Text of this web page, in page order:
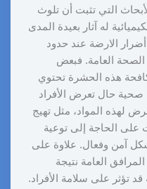
التي تثبت أن تلوث
له آثار بعيدة المدى
الارضة عند حدود
الصحة العامة. فبعض
هذه الحشرة تحتوي
حال تعرض الأفراد
لهذه المواد، مثل تهيج
على الحاجة إلى توعية
آمن وفعال. علاوة على
العامة نتيجة
تؤثر على سلامة الأفراد.